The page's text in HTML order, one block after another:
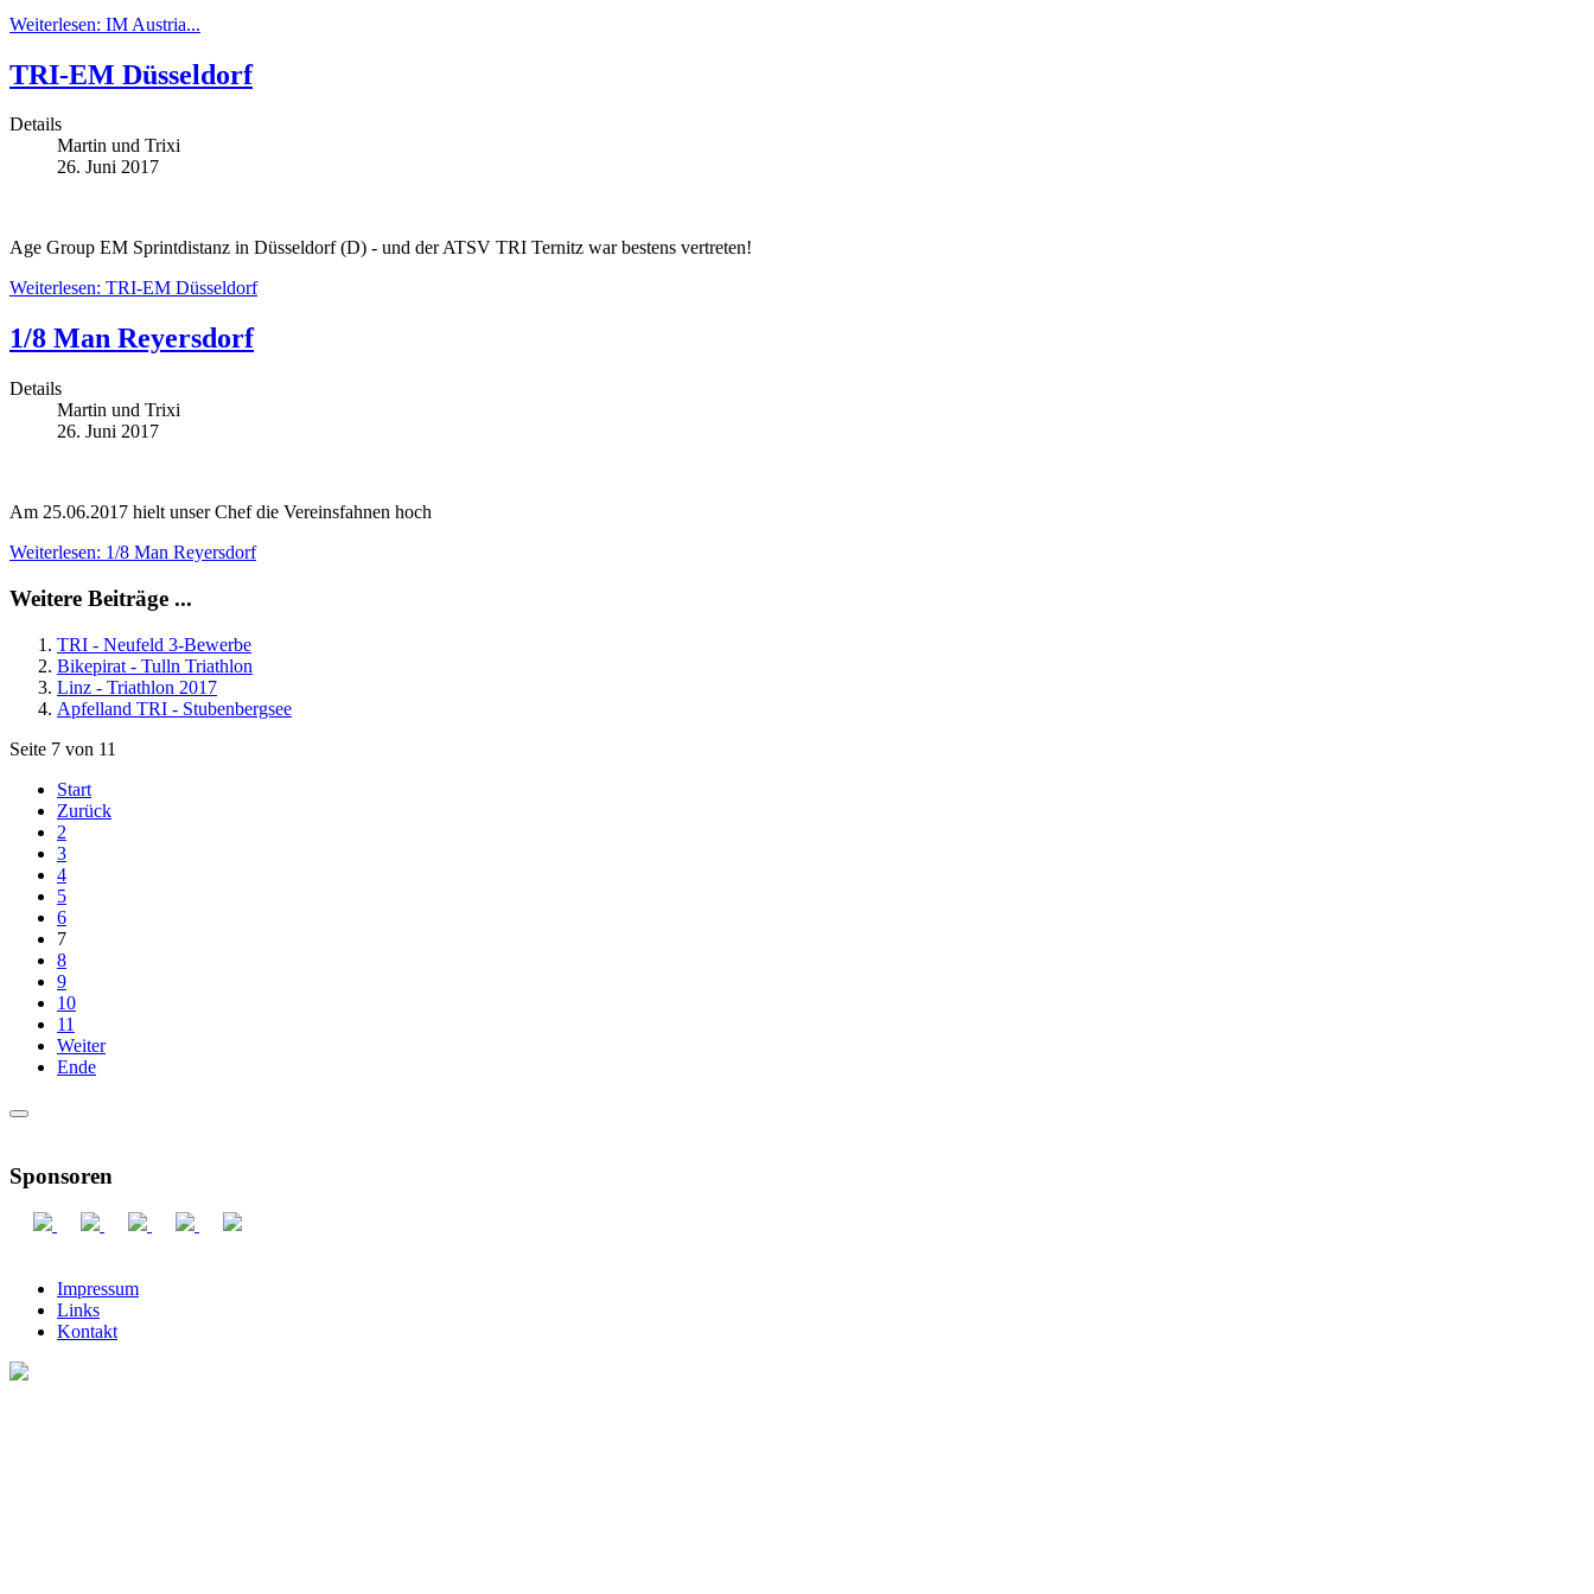
Weiterlesen: IM Austria...
TRI-EM Düsseldorf
Details
Martin und Trixi
26. Juni 2017
Age Group EM Sprintdistanz in Düsseldorf (D) - und der ATSV TRI Ternitz war bestens vertreten!
Weiterlesen: TRI-EM Düsseldorf
1/8 Man Reyersdorf
Details
Martin und Trixi
26. Juni 2017
Am 25.06.2017 hielt unser Chef die Vereinsfahnen hoch
Weiterlesen: 1/8 Man Reyersdorf
Weitere Beiträge ...
TRI - Neufeld 3-Bewerbe
Bikepirat - Tulln Triathlon
Linz - Triathlon 2017
Apfelland TRI - Stubenbergsee
Seite 7 von 11
Start
Zurück
2
3
4
5
6
7
8
9
10
11
Weiter
Ende
Sponsoren
Impressum
Links
Kontakt